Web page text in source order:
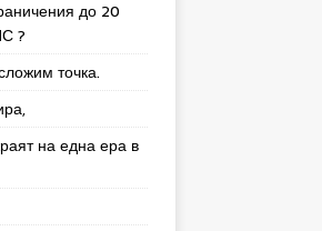
до 20
?
точка.
на една ера в